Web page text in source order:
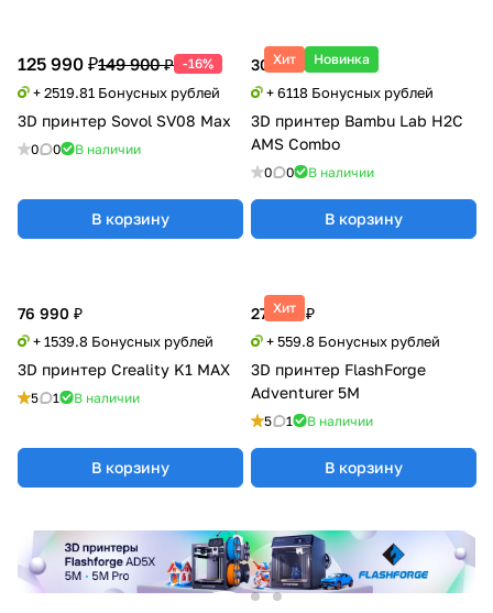
Хит Новинка
305 900 ₽
+ 6118 Бонусных рублей
3D принтер Bambu Lab H2C
AMS Combo
0 0 В наличии
В корзину
76 990 ₽
+ 1539.8 Бонусных рублей
3D принтер Creality K1 MAX
5 1 В наличии
В корзину
Хит
27 990 ₽
+ 559.8 Бонусных рублей
3D принтер FlashForge
Adventurer 5M
5 1 В наличии
В корзину
125 990 ₽149 900 ₽ -16%
+ 2519.81 Бонусных рублей
3D принтер Sovol SV08 Max
0 0 В наличии
В корзину